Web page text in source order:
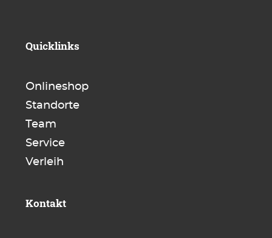
Quicklinks
Onlineshop
Standorte
Team
Service
Verleih
Kontakt